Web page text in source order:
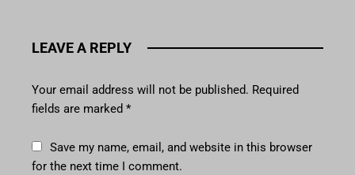
LEAVE A REPLY
Your email address will not be published. Required
fields are marked *
Save my name, email, and website in this browser
for the next time I comment.